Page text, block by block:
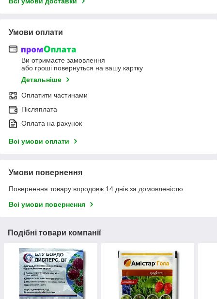
Умови оплати
Ви отримаєте замовлення
або гроші повернуться на вашу картку
Детальніше
Оплатити частинами
Післяплата
Оплата на рахунок
Всі умови оплати
Умови повернення
Повернення товару впродовж 14 днів за домовленістю
Всі умови повернення
Подібні товари компанії